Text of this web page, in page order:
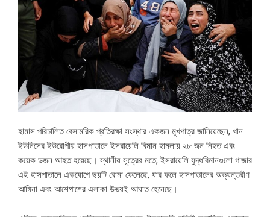
হামাস পরিচালিত বেসামরিক প্রতিরক্ষা সংস্থার একজন মুখপাত্র জানিয়েছেন, খান
ইউনিসের ইউরোপীয় হাসপাতালে ইসরায়েলি বিমান হামলায় ২৮ জন নিহত এবং
কয়েক ডজন আহত হয়েছে। স্থানীয় সূত্রের মতে, ইসরায়েলি যুদ্ধবিমানগুলো গাজার
এই হাসপাতালে একযোগে ছয়টি বোমা ফেলেছে, যার ফলে হাসপাতালের অভ্যন্তরীণ
আঙ্গিনা এবং আশেপাশের এলাকা উভয়ই আঘাত হেনেছে।